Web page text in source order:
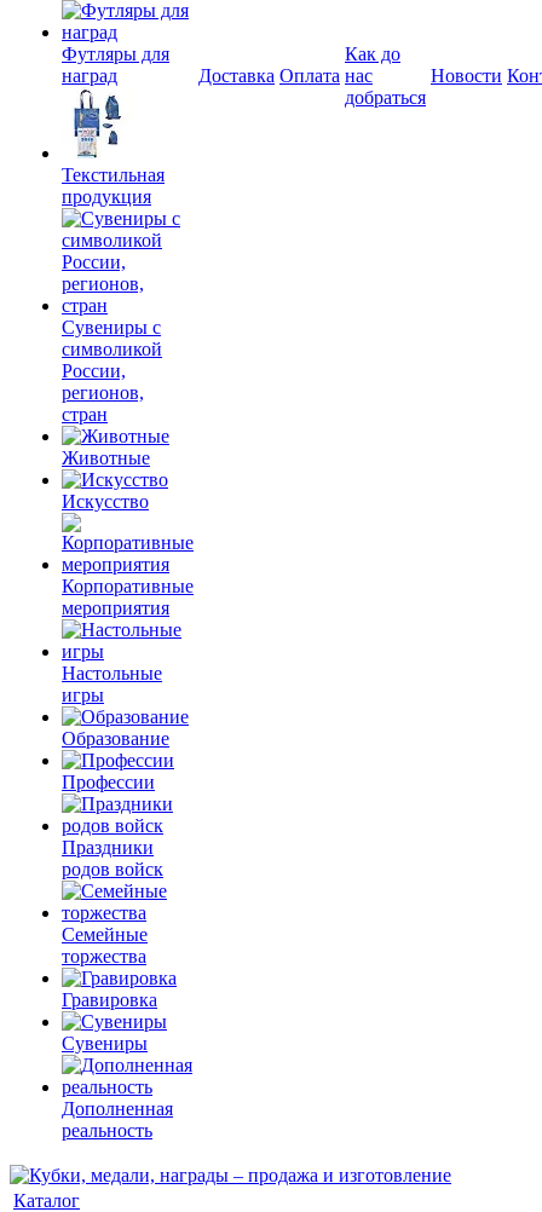
Футляры для
наград
Текстильная
продукция
Сувениры с
символикой
России,
регионов,
стран
Животные
Искусство
Корпоративные
мероприятия
Настольные
игры
Образование
Профессии
Праздники
родов войск
Семейные
торжества
Гравировка
Сувениры
Дополненная
реальность
Доставка Оплата
Как до
нас
добраться
Новости
Каталог